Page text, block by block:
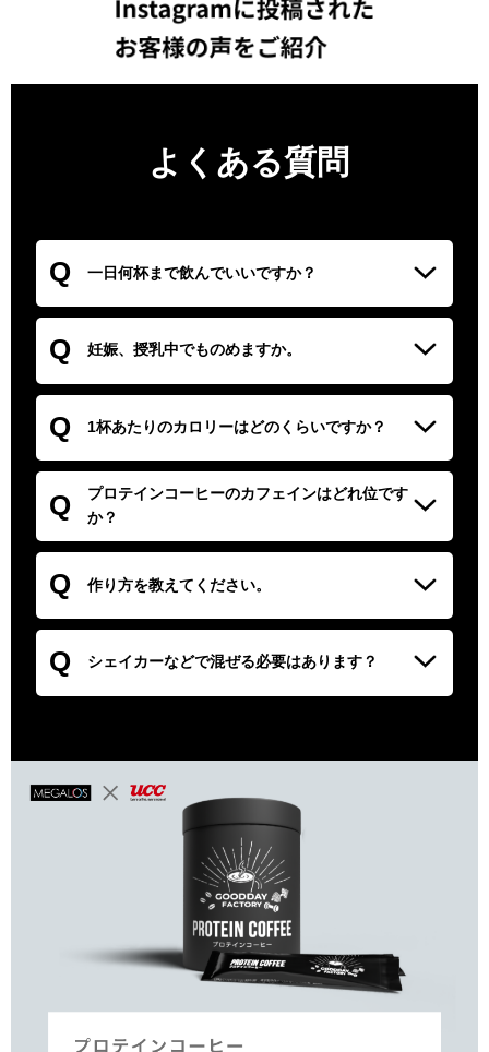
よくある質問
Q 一日何杯まで飲んでいいですか？
A3杯を目途にお召し上がり下さい。
Q 妊娠、授乳中でものめますか。
AWHO(世界保健機構)やEFSA
(欧州食品安全機関)によると妊娠中、授乳中における悪影響
の無いカフェイン最大摂取量は200~300mgとされていま
す。 本品のカフェイン含有量は1包あたり90mgですので1
日1～2杯であれば問題ないと考えられますが、飲用の際は担
当の医師にご相談ください。
Q 1杯あたりのカロリーはどのくらいですか？
A1包あたり27.7kcalになります。
Q
プロテインコーヒーのカフェインはどれ位です
か？
A１杯あたり90mgです。
Q 作り方を教えてください。
A1包を150ｍｌ程度のお湯や水などによくかき混ぜて溶かし
てからお召し上がりください。
Q シェイカーなどで混ぜる必要はあります？